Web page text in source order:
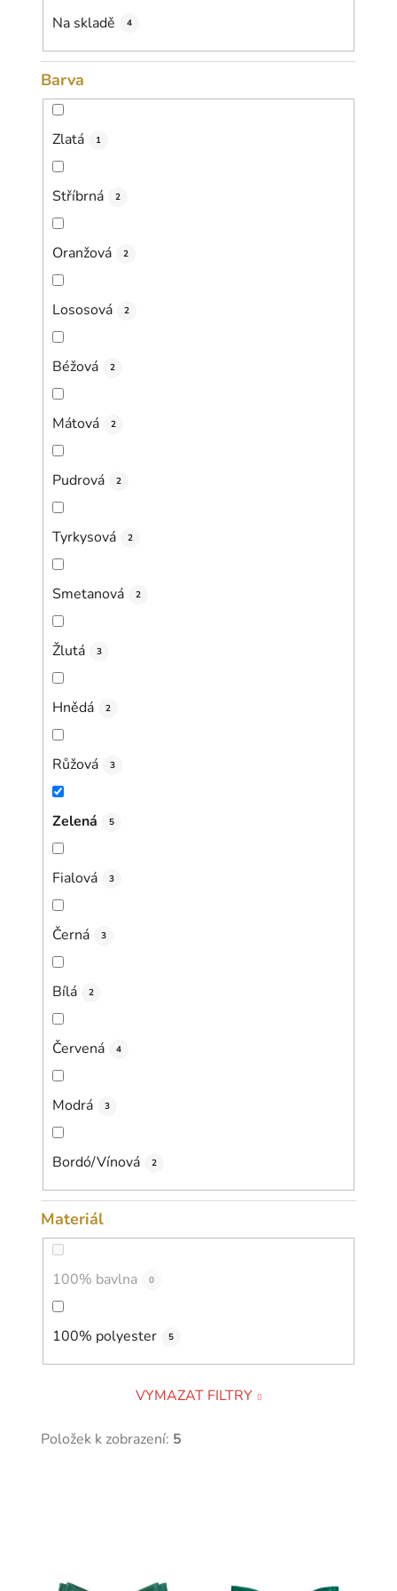
ů
Na skladě 4
Barva
Zlatá 1
Stříbrná 2
Oranžová 2
Lososová 2
Béžová 2
Mátová 2
Pudrová 2
Tyrkysová 2
Smetanová 2
Žlutá 3
Hnědá 2
Růžová 3
Zelená 5
Fialová 3
Černá 3
Bílá 2
Červená 4
Modrá 3
Bordó/Vínová 2
Materiál
100% bavlna 0
100% polyester 5
VYMAZAT FILTRY
Položek k zobrazení: 5